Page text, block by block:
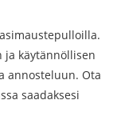
ja käytännöllisen
annosteluun. Ota
saadaksesi